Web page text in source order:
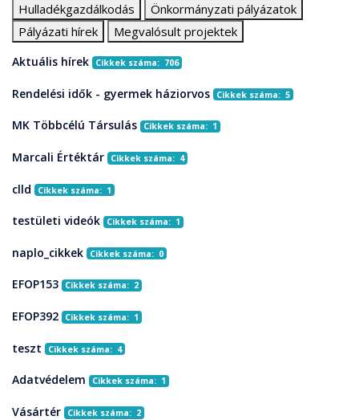
Hulladékgazdálkodás
Önkormányzati pályázatok
Pályázati hírek
Megvalósult projektek
Aktuális hírek Cikkek száma: 706
Rendelési idők - gyermek háziorvos Cikkek száma: 5
MK Többcélú Társulás Cikkek száma: 1
Marcali Értéktár Cikkek száma: 4
clld Cikkek száma: 1
testületi videók Cikkek száma: 1
naplo_cikkek Cikkek száma: 0
EFOP153 Cikkek száma: 2
EFOP392 Cikkek száma: 1
teszt Cikkek száma: 4
Adatvédelem Cikkek száma: 1
Vásártér Cikkek száma: 2